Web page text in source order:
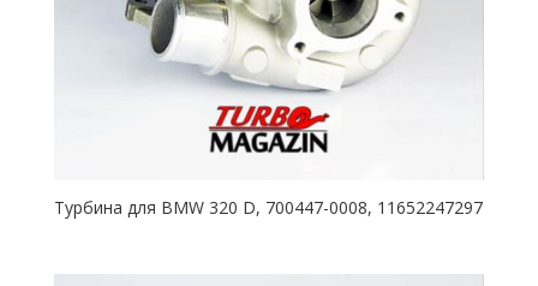
Турбина для BMW 320 D, 700447-0008, 11652247297